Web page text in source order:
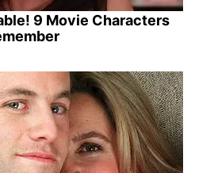
9 Movie Characters